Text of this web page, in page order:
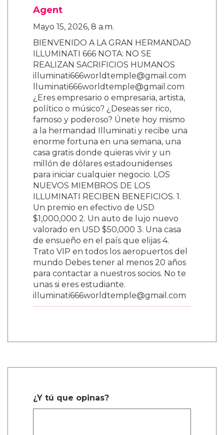
Agent
Mayo 15, 2026, 8 a.m.
BIENVENIDO A LA GRAN HERMANDAD
ILLUMINATI 666 NOTA: NO SE
REALIZAN SACRIFICIOS HUMANOS
illuminati666worldtemple@gmail.com
lluminati666worldtemple@gmail.com
¿Eres empresario o empresaria, artista,
político o músico? ¿Deseas ser rico,
famoso y poderoso? Únete hoy mismo
a la hermandad Illuminati y recibe una
enorme fortuna en una semana, una
casa gratis donde quieras vivir y un
millón de dólares estadounidenses
para iniciar cualquier negocio. LOS
NUEVOS MIEMBROS DE LOS
ILLUMINATI RECIBEN BENEFICIOS. 1.
Un premio en efectivo de USD
$1,000,000 2. Un auto de lujo nuevo
valorado en USD $50,000 3. Una casa
de ensueño en el país que elijas 4.
Trato VIP en todos los aeropuertos del
mundo Debes tener al menos 20 años
para contactar a nuestros socios. No te
unas si eres estudiante.
illuminati666worldtemple@gmail.com
¿Y tú que opinas?